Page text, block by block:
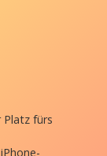
Platz fürs